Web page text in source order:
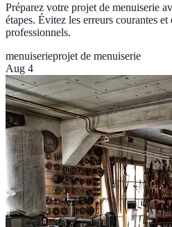
Préparez votre projet de menuiserie
étapes. Évitez les erreurs courantes et
professionnels.
menuiserieprojet de menuiserie
Aug 4